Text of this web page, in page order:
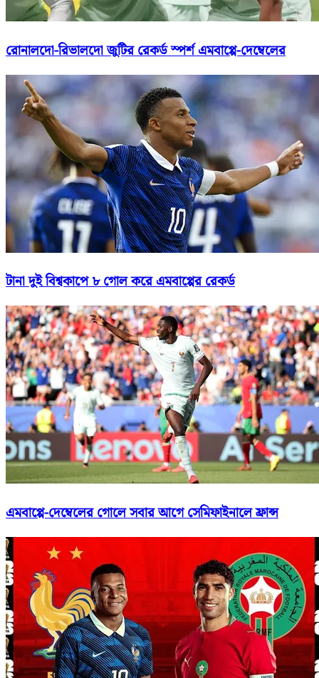
রোনালদো-রিভালদো জুটির রেকর্ড স্পর্শ এমবাপ্পে-দেম্বেলের
টানা দুই বিশ্বকাপে ৮ গোল করে এমবাপ্পের রেকর্ড
এমবাপ্পে-দেম্বেলের গোলে সবার আগে সেমিফাইনালে ফ্রান্স